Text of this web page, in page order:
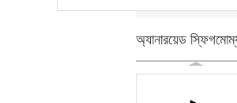
অ্যানারয়েড